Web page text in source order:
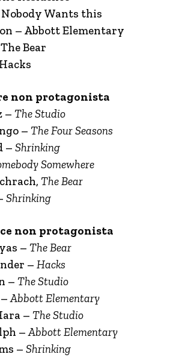
Wants this
– Abbott Elementary
Bear
non protagonista
– The Studio
– The Four Seasons
– Shrinking
Somewhere
The Bear
Shrinking
non protagonista
– The Bear
– Hacks
– The Studio
–Abbott Elementary
– The Studio
–Abbott Elementary
– Shrinking